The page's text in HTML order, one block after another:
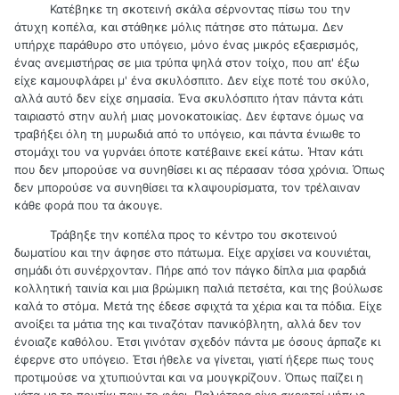
Κατέβηκε τη σκοτεινή σκάλα σέρνοντας πίσω του την
άτυχη κοπέλα, και στάθηκε μόλις πάτησε στο πάτωμα. Δεν
υπήρχε παράθυρο στο υπόγειο, μόνο ένας μικρός εξαερισμός,
ένας ανεμιστήρας σε μια τρύπα ψηλά στον τοίχο, που απ' έξω
είχε καμουφλάρει μ' ένα σκυλόσπιτο. Δεν είχε ποτέ του σκύλο,
αλλά αυτό δεν είχε σημασία. Ένα σκυλόσπιτο ήταν πάντα κάτι
ταιριαστό στην αυλή μιας μονοκατοικίας. Δεν έφτανε όμως να
τραβήξει όλη τη μυρωδιά από το υπόγειο, και πάντα ένιωθε το
στομάχι του να γυρνάει όποτε κατέβαινε εκεί κάτω. Ήταν κάτι
που δεν μπορούσε να συνηθίσει κι ας πέρασαν τόσα χρόνια. Όπως
δεν μπορούσε να συνηθίσει τα κλαψουρίσματα, τον τρέλαιναν
κάθε φορά που τα άκουγε.
Τράβηξε την κοπέλα προς το κέντρο του σκοτεινού
δωματίου και την άφησε στο πάτωμα. Είχε αρχίσει να κουνιέται,
σημάδι ότι συνέρχονταν. Πήρε από τον πάγκο δίπλα μια φαρδιά
κολλητική ταινία και μια βρώμικη παλιά πετσέτα, και της βούλωσε
καλά το στόμα. Μετά της έδεσε σφιχτά τα χέρια και τα πόδια. Είχε
ανοίξει τα μάτια της και τιναζόταν πανικόβλητη, αλλά δεν τον
ένοιαζε καθόλου. Έτσι γινόταν σχεδόν πάντα με όσους άρπαζε κι
έφερνε στο υπόγειο. Έτσι ήθελε να γίνεται, γιατί ήξερε πως τους
προτιμούσε να χτυπιούνται και να μουγκρίζουν. Όπως παίζει η